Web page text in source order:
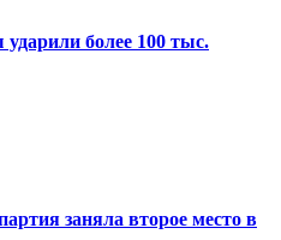
более 100 тыс.
заняла второе место в